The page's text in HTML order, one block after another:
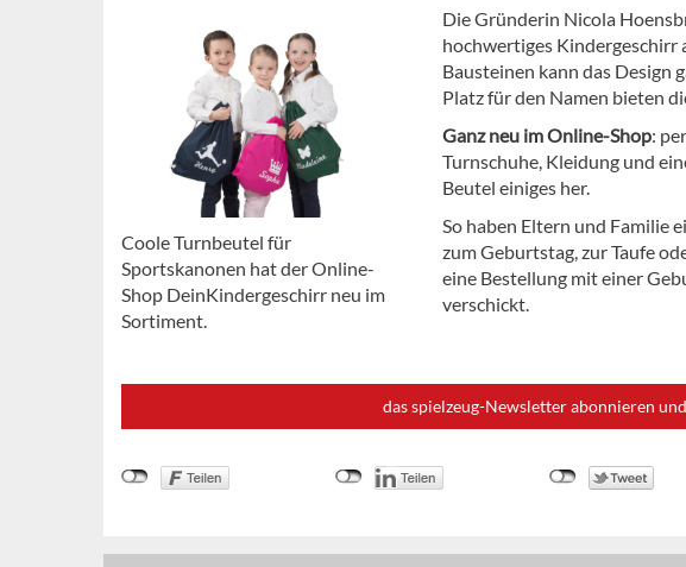
Coole Turnbeutel für
Sportskanonen hat der Online-
Shop DeinKindergeschirr neu im
Sortiment.
Die Gründerin Nicola
hochwertiges Kindergeschirr
Bausteinen kann das Design
Platz für den Namen bieten
Ganz neu im Online-Shop:
Turnschuhe, Kleidung und
Beutel einiges her.
So haben Eltern und Familie
zum Geburtstag, zur Taufe
eine Bestellung mit einer
verschickt.
das spielzeug-Newsletter abonnieren